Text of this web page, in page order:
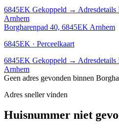
6845EK Gekoppeld →
Arnhem
Borgharenpad 40, 6845EK Arnhem
6845EK · Perceelkaart
6845EK Gekoppeld →
Arnhem
Geen adres gevonden binnen
Adres sneller vinden
Huisnummer niet